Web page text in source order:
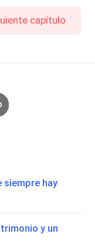
capítulo
siempre hay
y un